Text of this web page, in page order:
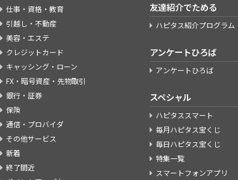
仕事・資格・教育
引越し・不動産
美容・エステ
クレジットカード
キャッシング・ローン
FX・暗号資産・先物取引
銀行・証券
保険
通信・プロバイダ
その他サービス
新着
終了間近
友達紹介でためる
ハピタス紹介プログラム
アンケートひろば
アンケートひろば
スペシャル
ハピタススマート
毎月ハピタス宝くじ
毎日ハピタス宝くじ
特集一覧
スマートフォンアプリ